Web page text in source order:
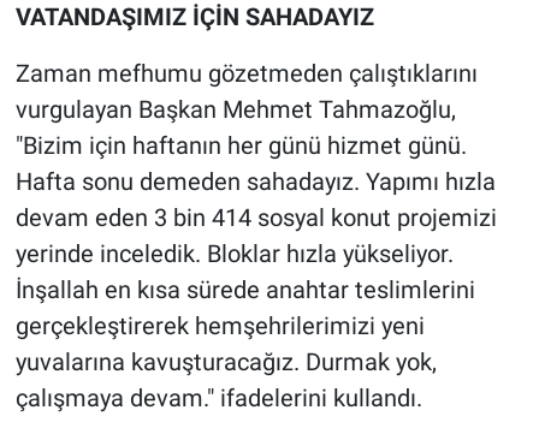
VATANDAŞIMIZ İÇİN SAHADAYIZ
Zaman mefhumu gözetmeden çalıştıklarını
vurgulayan Başkan Mehmet Tahmazoğlu,
"Bizim için haftanın her günü hizmet günü.
Hafta sonu demeden sahadayız. Yapımı hızla
devam eden 3 bin 414 sosyal konut projemizi
yerinde inceledik. Bloklar hızla yükseliyor.
İnşallah en kısa sürede anahtar teslimlerini
gerçekleştirerek hemşehrilerimizi yeni
yuvalarına kavuşturacağız. Durmak yok,
çalışmaya devam." ifadelerini kullandı.